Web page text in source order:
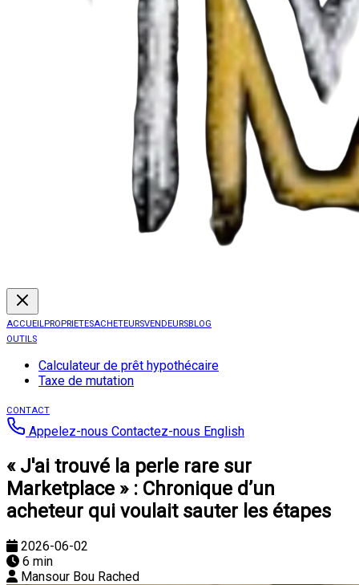
ACCUEILPROPRIETESACHETEURSVENDEURSBLOG
OUTILS
Calculateur de prêt hypothécaire
Taxe de mutation
CONTACT
Appelez-nous Contactez-nous English
« J'ai trouvé la perle rare sur
Marketplace » : Chronique d’un
acheteur qui voulait sauter les étapes
2026-06-02
6 min
Mansour Bou Rached